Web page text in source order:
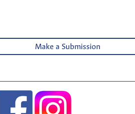
Make a Submission